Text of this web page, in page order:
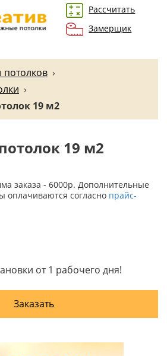
Рассчитать
Замерщик
потолков ›
›
19 м2
19 м2
заказа - 6000р. Дополнительные
оплачиваются согласно прайс-
от 1 рабочего дня!
Заказать